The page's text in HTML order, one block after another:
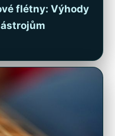
flétny: Výhody